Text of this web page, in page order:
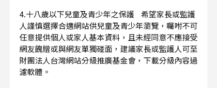
4.十八歲以下兒童及青少年之保護 希望家長或監護
人謹慎選擇合適網站供兒童及青少年瀏覽，囑咐不可
任意提供個人或家人基本資料，且未經同意不應接受
網友餽贈或與網友單獨碰面，建議家長或監護人可至
財團法人台灣網站分級推廣基金會，下載分級內容過
濾軟體。